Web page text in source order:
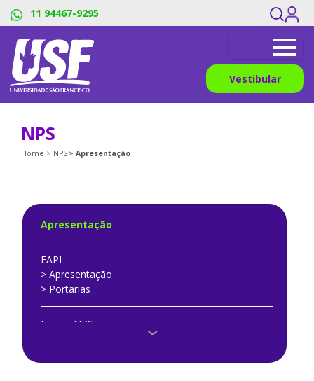
11 94467-9295
Vestibular
NPS
Home NPS Apresentação
Apresentação
EAPI
> Apresentação
> Portarias
Equipe NPS